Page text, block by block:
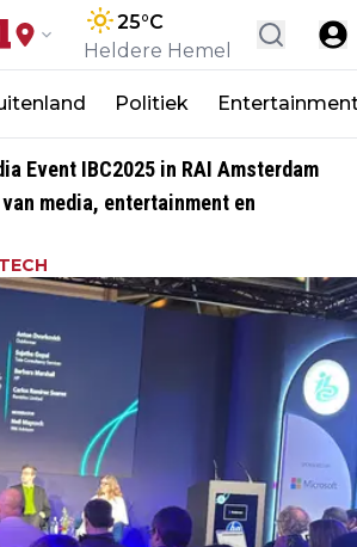
25°C
Heldere Hemel
Politiek
Event IBC2025 in RAI Amsterdam
media, entertainment en
TECH